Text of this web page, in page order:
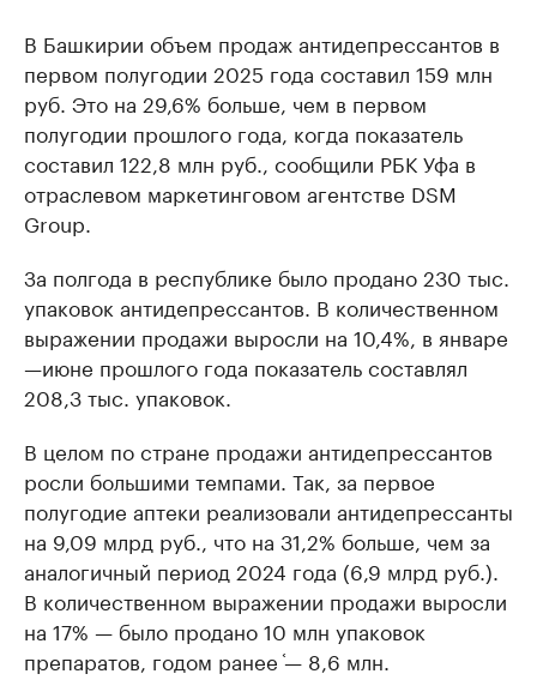
В Башкирии объем продаж антидепрессантов в
первом полугодии 2025 года составил 159 млн
руб. Это на 29,6% больше, чем в первом
полугодии прошлого года, когда показатель
составил 122,8 млн руб., сообщили РБК Уфа в
отраслевом маркетинговом агентстве DSM
Group.
За полгода в республике было продано 230 тыс.
упаковок антидепрессантов. В количественном
выражении продажи выросли на 10,4%, в январе
—июне прошлого года показатель составлял
208,3 тыс. упаковок.
В целом по стране продажи антидепрессантов
росли большими темпами. Так, за первое
полугодие аптеки реализовали антидепрессанты
на 9,09 млрд руб., что на 31,2% больше, чем за
аналогичный период 2024 года (6,9 млрд руб.).
В количественном выражении продажи выросли
на 17% — было продано 10 млн упаковок
препаратов, годом ранее ֫— 8,6 млн.